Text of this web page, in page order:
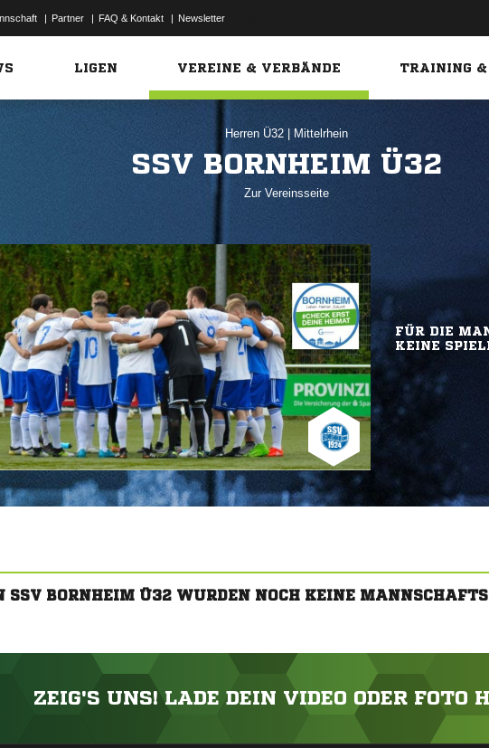
| Partner | FAQ & Kontakt | Newsletter
LIGEN VEREINE & VERBÄNDE TRAINING &
Herren Ü32 Mittelrhein
SSV BORNHEIM Ü32
Zur Vereinsseite
FÜR DIE
KEINE
SSV BORNHEIM Ü32 WURDEN NOCH KEINE
ZEIG'S UNS! LADE DEIN VIDEO ODER FOTO